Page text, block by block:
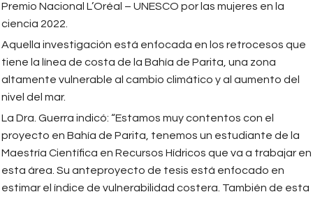
Premio Nacional L’Oréal – UNESCO por las mujeres en la
ciencia 2022.
Aquella investigación está enfocada en los retrocesos que
tiene la línea de costa de la Bahía de Parita, una zona
altamente vulnerable al cambio climático y al aumento del
nivel del mar.
La Dra. Guerra indicó: “Estamos muy contentos con el
proyecto en Bahía de Parita, tenemos un estudiante de la
Maestría Científica en Recursos Hídricos que va a trabajar en
esta área. Su anteproyecto de tesis está enfocado en
estimar el índice de vulnerabilidad costera. También de esta